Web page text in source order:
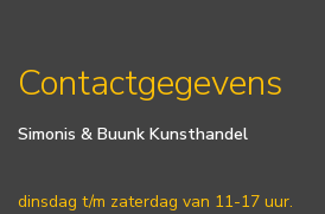
Contactgegevens
Simonis & Buunk Kunsthandel
dinsdag t/m zaterdag van 11-17 uur.